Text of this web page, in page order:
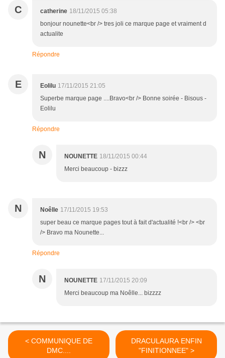
C catherine 18/11/2015 05:38
bonjour nounette<br /> tres joli ce marque page et vraiment d
actualite
Répondre
E Eolilu 17/11/2015 21:05
Superbe marque page ....Bravo<br /> Bonne soirée - Bisous -
Eolilu
Répondre
N NOUNETTE 18/11/2015 00:44
Merci beaucoup - bizzz
N Noêlle 17/11/2015 19:53
super beau ce marque pages tout à fait d'actualité !<br /> <br
/> Bravo ma Nounette...
Répondre
N NOUNETTE 17/11/2015 20:09
Merci beaucoup ma Noêlle... bizzzz
< COMMUNIQUE DE
DMC....
DRACULAURA ENFIN
"FINITIONNEE" >